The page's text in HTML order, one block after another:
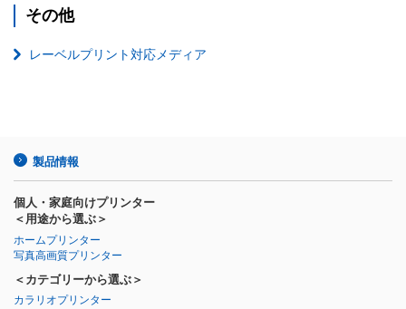
その他
レーベルプリント対応メディア
製品情報
個人・家庭向けプリンター
＜用途から選ぶ＞
ホームプリンター
写真高画質プリンター
＜カテゴリーから選ぶ＞
カラリオプリンター